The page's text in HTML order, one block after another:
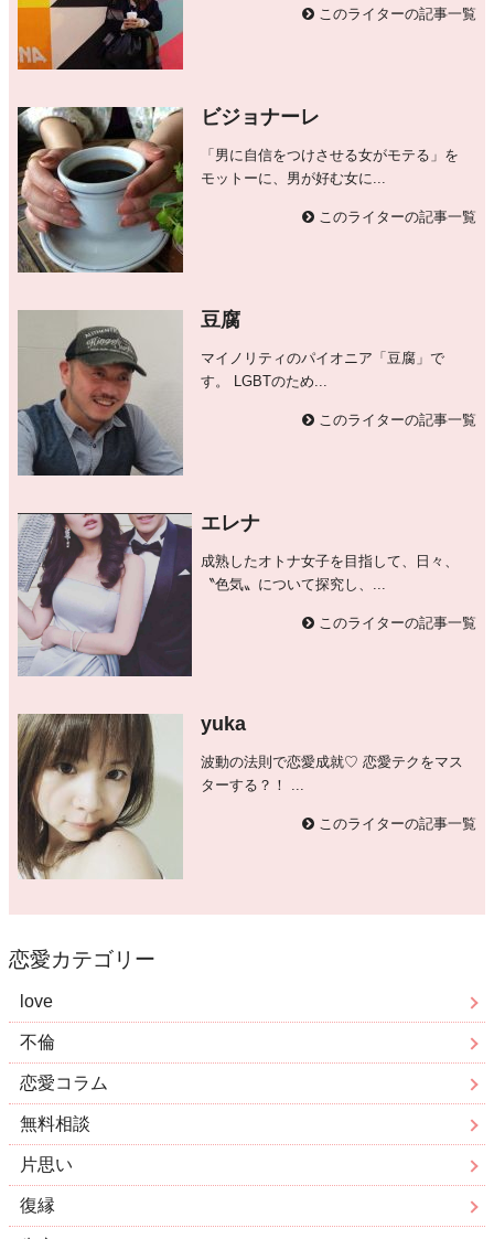
このライターの記事一覧
ビジョナーレ
「男に自信をつけさせる女がモテる」を
モットーに、男が好む女に...
このライターの記事一覧
豆腐
マイノリティのパイオニア「豆腐」で
す。 LGBTのため...
このライターの記事一覧
エレナ
成熟したオトナ女子を目指して、日々、
〝色気〟について探究し、...
このライターの記事一覧
yuka
波動の法則で恋愛成就♡ 恋愛テクをマス
ターする？！ ...
このライターの記事一覧
恋愛カテゴリー
love
不倫
恋愛コラム
無料相談
片思い
復縁